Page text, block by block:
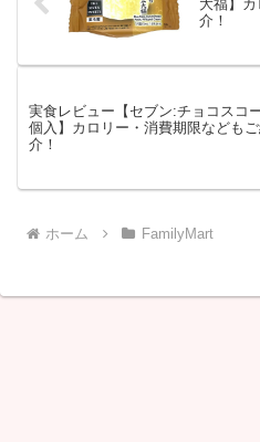
大福】
介！
実食レビュー【セブン:チョコスコ
個入】カロリー・消費期限なども
介！
ホーム FamilyMart